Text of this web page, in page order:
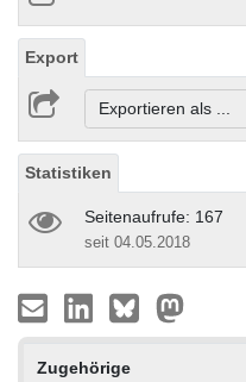
Export
Exportieren als ...
Statistiken
Seitenaufrufe: 167
seit 04.05.2018
Zugehörige